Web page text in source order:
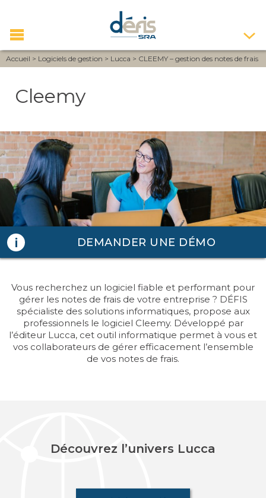
SERVICE
CONSULTING
Accueil > Logiciels de gestion > Lucca > CLEEMY – gestion des notes de frais
Cleemy
DEMANDER UNE DÉMO
Vous recherchez un logiciel fiable et performant pour
gérer les notes de frais de votre entreprise ? DÉFIS
spécialiste des solutions informatiques, propose aux
professionnels le logiciel Cleemy. Développé par
l’éditeur Lucca, cet outil informatique permet à vous et
vos collaborateurs de gérer efficacement l’ensemble
de vos notes de frais.
Découvrez l’univers Lucca